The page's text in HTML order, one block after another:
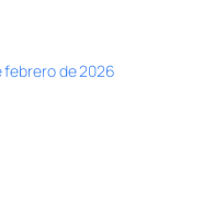
febrero de 2026